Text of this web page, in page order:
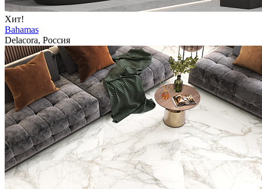
Хит!
Bahamas
Delacora, Россия